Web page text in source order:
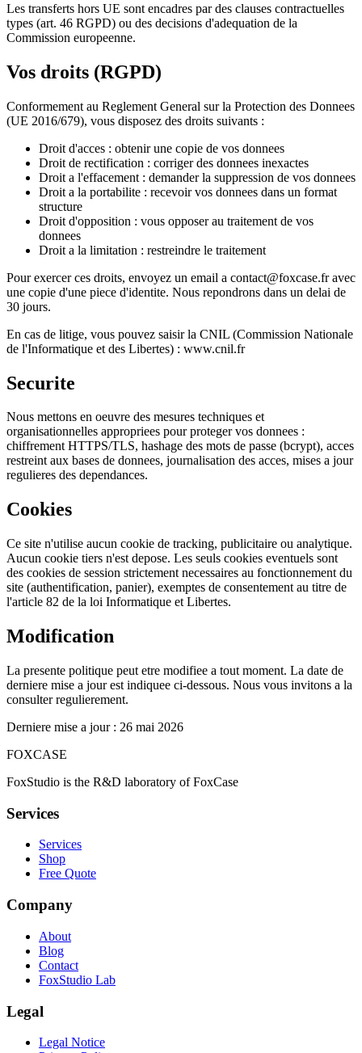
Les transferts hors UE sont encadres par des clauses contractuelles
types (art. 46 RGPD) ou des decisions d'adequation de la
Commission europeenne.
Vos droits (RGPD)
Conformement au Reglement General sur la Protection des Donnees
(UE 2016/679), vous disposez des droits suivants :
Droit d'acces : obtenir une copie de vos donnees
Droit de rectification : corriger des donnees inexactes
Droit a l'effacement : demander la suppression de vos donnees
Droit a la portabilite : recevoir vos donnees dans un format
structure
Droit d'opposition : vous opposer au traitement de vos
donnees
Droit a la limitation : restreindre le traitement
Pour exercer ces droits, envoyez un email a contact@foxcase.fravec
une copie d'une piece d'identite. Nous repondrons dans un delai de
30 jours.
En cas de litige, vous pouvez saisir la CNIL (Commission Nationale
de l'Informatique et des Libertes) : www.cnil.fr
Securite
Nous mettons en oeuvre des mesures techniques et
organisationnelles appropriees pour proteger vos donnees :
chiffrement HTTPS/TLS, hashage des mots de passe (bcrypt), acces
restreint aux bases de donnees, journalisation des acces, mises a jour
regulieres des dependances.
Cookies
Ce site n'utilise aucun cookie de tracking, publicitaire ou analytique.
Aucun cookie tiers n'est depose. Les seuls cookies eventuels sont
des cookies de session strictement necessaires au fonctionnement du
site (authentification, panier), exemptes de consentement au titre de
l'article 82 de la loi Informatique et Libertes.
Modification
La presente politique peut etre modifiee a tout moment. La date de
derniere mise a jour est indiquee ci-dessous. Nous vous invitons a la
consulter regulierement.
Derniere mise a jour : 26 mai 2026
FOXCASE
FoxStudio is the R&D laboratory of FoxCase
Services
Services
Shop
Free Quote
Company
About
Blog
Contact
FoxStudio Lab
Legal
Legal Notice